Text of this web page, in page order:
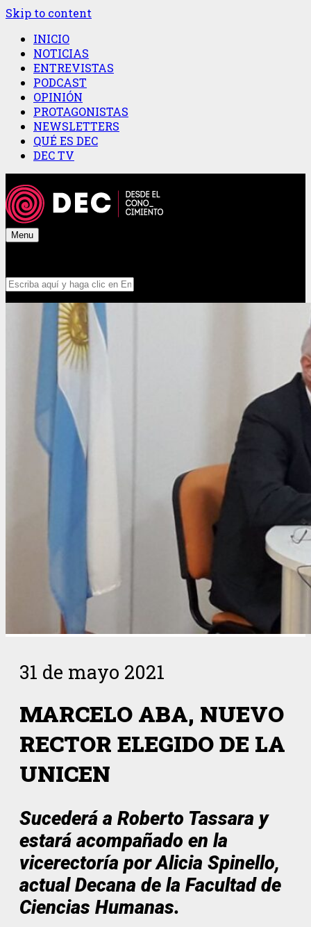
Skip to content
INICIO
NOTICIAS
ENTREVISTAS
PODCAST
OPINIÓN
PROTAGONISTAS
NEWSLETTERS
QUÉ ES DEC
DEC TV
Menu
31 de mayo 2021
MARCELO ABA, NUEVO
RECTOR ELEGIDO DE LA
UNICEN
Sucederá a Roberto Tassara y
estará acompañado en la
vicerectoría por Alicia Spinello,
actual Decana de la Facultad de
Ciencias Humanas.